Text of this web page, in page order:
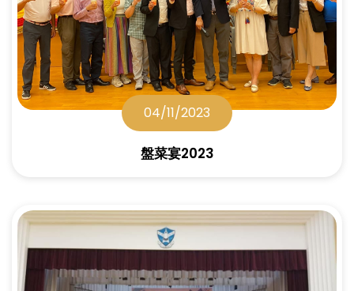
04/11/2023
盤菜宴2023